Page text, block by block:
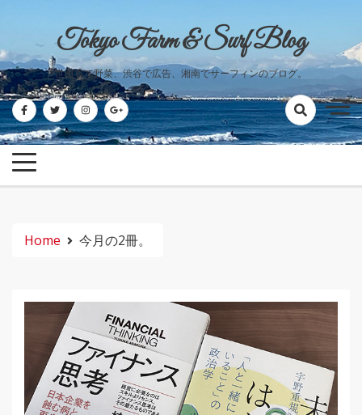
content
Tokyo Farm & Surf Blog
世田谷で野菜、渋谷で広告、湘南でサーフィンのブログ。
Home 今月の2冊。